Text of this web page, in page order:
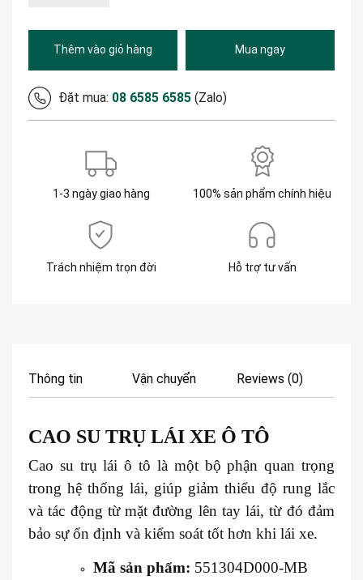
Thêm vào giỏ hàng Mua ngay
Đặt mua: 08 6585 6585 (Zalo)
1-3 ngày giao hàng 100% sản phẩm chính hiệu
Trách nhiệm trọn đời Hỗ trợ tư vấn
Thông tin Vận chuyển Reviews (0)
CAO SU TRỤ LÁI XE Ô TÔ
Cao su trụ lái ô tô là một bộ phận quan trọng
trong hệ thống lái, giúp giảm thiểu độ rung lắc
và tác động từ mặt đường lên tay lái, từ đó đảm
bảo sự ổn định và kiểm soát tốt hơn khi lái xe.
Mã sản phẩm: 551304D000-MB